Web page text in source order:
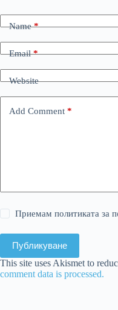
Name*
Email*
Website
Add Comment *
Приемам политиката за
Публикуване
This site uses Akismet to
comment data is processed.